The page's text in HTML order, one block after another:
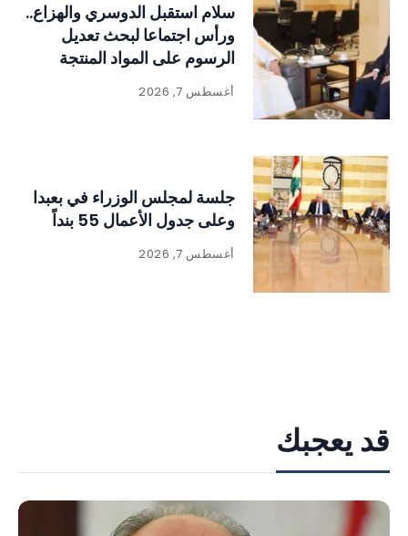
سلام استقبل الدوسري والهزاع..
ورأس اجتماعا لبحث تعديل
الرسوم على المواد المنتجة
للنفايات
أغسطس 7, 2026
جلسة لمجلس الوزراء في بعبدا
وعلى جدول الأعمال 55 بنداً
أغسطس 7, 2026
قد يعجبك